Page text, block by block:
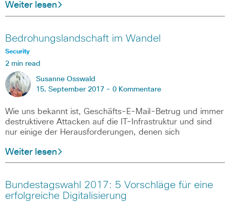
Weiter lesen
Bedrohungslandschaft im Wandel
Security
2 min read
Susanne Osswald
15. September 2017 - 0 Kommentare
Wie uns bekannt ist, Geschäfts-E-Mail-Betrug und immer
destruktivere Attacken auf die IT-Infrastruktur und sind
nur einige der Herausforderungen, denen sich
Weiter lesen
Bundestagswahl 2017: 5 Vorschläge für eine
erfolgreiche Digitalisierung